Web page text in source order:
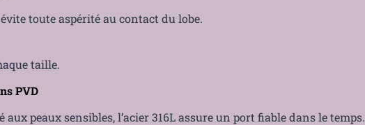
toute aspérité au contact du lobe.
taille.
PVD
peaux sensibles, l’acier 316L assure un port fiable dans le temps.